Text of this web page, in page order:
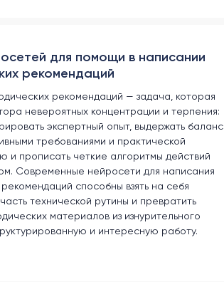
для помощи в написании
рекомендаций
рекомендаций — задача, которая
невероятных концентрации и терпения:
экспертный опыт, выдержать баланс
требованиями и практической
и прописать четкие алгоритмы действий
Современные нейросети для написания
способны взять на себя
технической рутины и превратить
материалов из изнурительного
и интересную работу.